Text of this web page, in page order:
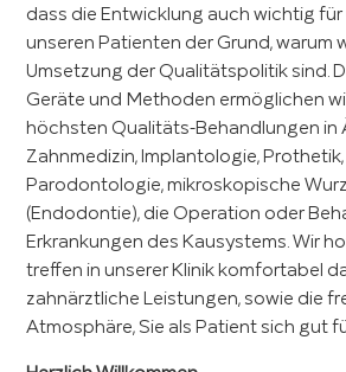
dass die Entwicklung auch wichtig für
unseren Patienten der Grund, warum
Umsetzung der Qualitätspolitik sind.
Geräte und Methoden ermöglichen
höchsten Qualitäts-Behandlungen in
Zahnmedizin, Implantologie,
Parodontologie, mikroskopische
(Endodontie), die Operation oder
Erkrankungen des Kausystems. Wir
treffen in unserer Klinik komfortabel
zahnärztliche Leistungen, sowie die
Atmosphäre, Sie als Patient sich gut